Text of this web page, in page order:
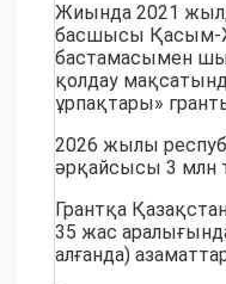
Жиында 2021
басшысы Қасым-
бастамасымен
қолдау
ұрпақтары» гранты
2026 жылы
әрқайсысы 3 млн
Грантқа
35 жас
алғанда)